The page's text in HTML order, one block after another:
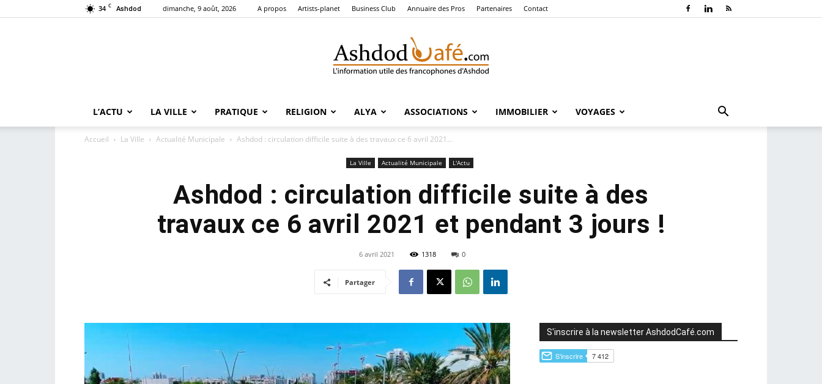
34 C Ashdod dimanche, 9 août, 2026 A propos Artists-planet Business Club Annuaire des Pros Partenaires Contact
Café
L’ACTU LA VILLE PRATIQUE RELIGION ALYA ASSOCIATIONS IMMOBILIER VOYAGES
Accueil La Ville Actualité Municipale Ashdod : circulation difficile suite à des travaux ce 6 avril 2021...
La Ville Actualité Municipale L'Actu
Ashdod : circulation difficile suite à des
travaux ce 6 avril 2021 et pendant 3 jours !
6 avril 2021 1318 0
Partager
S'inscrire à la newsletter AshdodCafé.com